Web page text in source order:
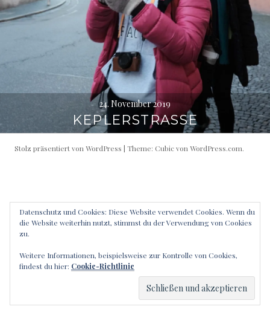
24. November 2019
KEPLERSTRASSE
Stolz präsentiert von WordPress | Theme: Cubic von WordPress.com.
Datenschutz und Cookies: Diese Website verwendet Cookies. Wenn du
die Website weiterhin nutzt, stimmst du der Verwendung von Cookies
zu.
Weitere Informationen, beispielsweise zur Kontrolle von Cookies,
findest du hier: Cookie-Richtlinie